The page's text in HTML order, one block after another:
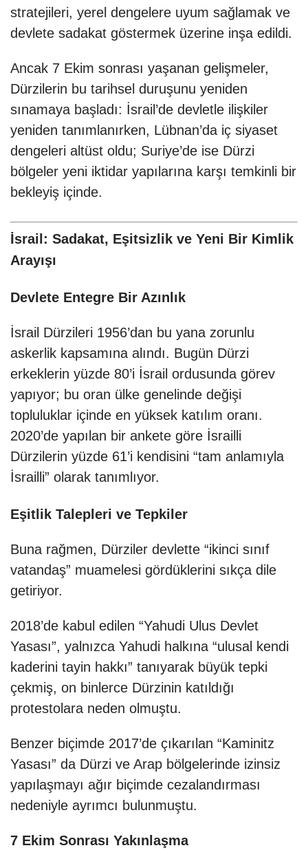
stratejileri, yerel dengelere uyum sağlamak ve
devlete sadakat göstermek üzerine inşa edildi.
Ancak 7 Ekim sonrası yaşanan gelişmeler,
Dürzilerin bu tarihsel duruşunu yeniden
sınamaya başladı: İsrail’de devletle ilişkiler
yeniden tanımlanırken, Lübnan’da iç siyaset
dengeleri altüst oldu; Suriye’de ise Dürzi
bölgeler yeni iktidar yapılarına karşı temkinli bir
bekleyiş içinde.
İsrail: Sadakat, Eşitsizlik ve Yeni Bir Kimlik
Arayışı
Devlete Entegre Bir Azınlık
İsrail Dürzileri 1956’dan bu yana zorunlu
askerlik kapsamına alındı. Bugün Dürzi
erkeklerin yüzde 80’i İsrail ordusunda görev
yapıyor; bu oran ülke genelinde değişi
topluluklar içinde en yüksek katılım oranı.
2020’de yapılan bir ankete göre İsrailli
Dürzilerin yüzde 61’i kendisini “tam anlamıyla
İsrailli” olarak tanımlıyor.
Eşitlik Talepleri ve Tepkiler
Buna rağmen, Dürziler devlette “ikinci sınıf
vatandaş” muamelesi gördüklerini sıkça dile
getiriyor.
2018’de kabul edilen “Yahudi Ulus Devlet
Yasası”, yalnızca Yahudi halkına “ulusal kendi
kaderini tayin hakkı” tanıyarak büyük tepki
çekmiş, on binlerce Dürzinin katıldığı
protestolara neden olmuştu.
Benzer biçimde 2017’de çıkarılan “Kaminitz
Yasası” da Dürzi ve Arap bölgelerinde izinsiz
yapılaşmayı ağır biçimde cezalandırması
nedeniyle ayrımcı bulunmuştu.
7 Ekim Sonrası Yakınlaşma